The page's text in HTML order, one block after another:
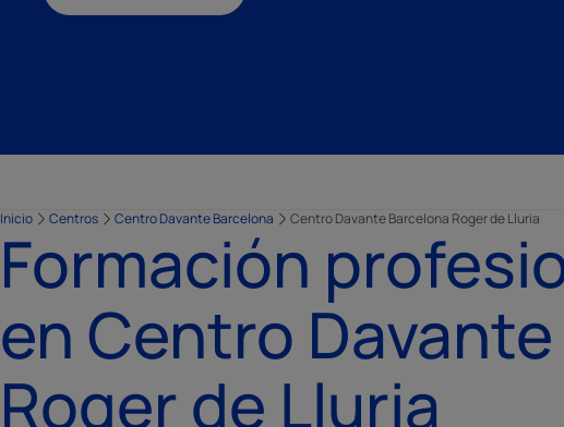
Inicio Centros Centro Davante Barcelona Centro Davante Barcelona Roger de Lluria
Formación
en Centro
Roger de Lluria